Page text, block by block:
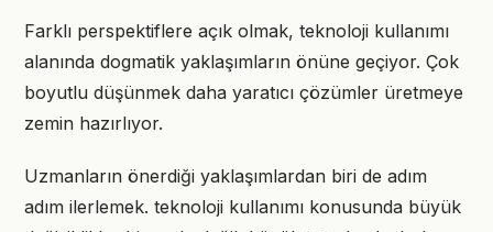
Farklı perspektiflere açık olmak, teknoloji kullanımı
alanında dogmatik yaklaşımların önüne geçiyor. Çok
boyutlu düşünmek daha yaratıcı çözümler üretmeye
zemin hazırlıyor.
Uzmanların önerdiği yaklaşımlardan biri de adım
adım ilerlemek. teknoloji kullanımı konusunda büyük